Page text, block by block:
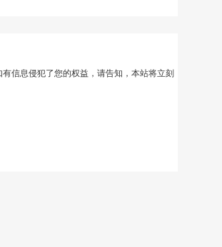
信息侵犯了您的权益，请告知，本站将立刻